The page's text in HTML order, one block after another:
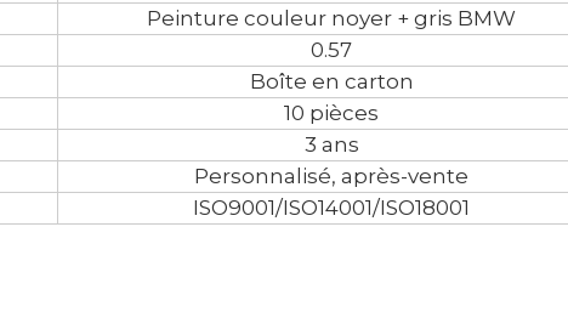
Peinture couleur noyer + gris BMW
0.57
Boîte en carton
10 pièces
3 ans
Personnalisé, après-vente
ISO9001/ISO14001/ISO18001